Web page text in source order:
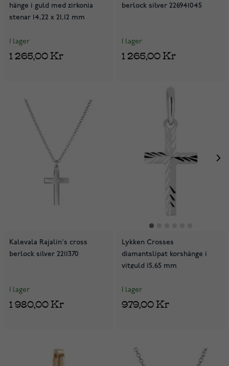
hänge i guld med zirkonia
stenar 14,22 x 21,12 mm
I lager
1 265,00 Kr
berlock silver 226941045
I lager
1 265,00 Kr
Kalevala Rajalin's cross
berlock silver 2211370
I lager
1 980,00 Kr
Lykken Crosses
diamantslipat korshänge i
vitguld 15,65 mm
I lager
979,00 Kr